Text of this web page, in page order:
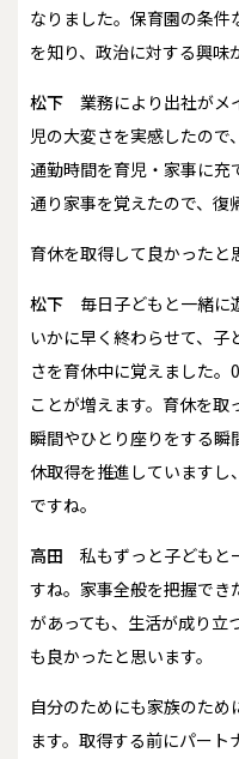
なりました。保育園の条件
を知り、政治に対する興味
松下
業務により出社がメ
児の大変さを実感したので
通勤時間を育児・家事に
通り家事を覚えたので、復
――育休を取得して良かった
松下
毎日子どもと一緒に
いかに早く終わらせて、子
さを育休中に覚えました
ことが増えます。育休を
瞬間やひとり座りをする
休取得を推進していますし
ですね。
高田
私もずっと子どもと
すね。家事全般を把握でき
があっても、生活が成り立
も良かったと思います。
自分のためにも家族のた
ます。取得する前にパー